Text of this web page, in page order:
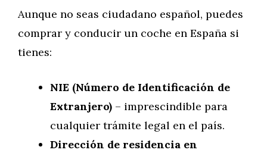
Aunque no seas ciudadano español, puedes
comprar y conducir un coche en España si
tienes:
NIE (Número de Identificación de
Extranjero) – imprescindible para
cualquier trámite legal en el país.
Dirección de residencia en